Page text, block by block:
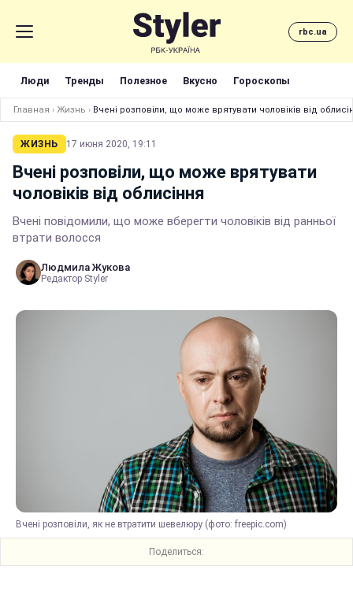
rbc.ua
Люди Тренды Полезное Вкусно Гороскопы
Главная › Жизнь › Вчені розповіли, що може врятувати чоловіків від
ЖИЗНЬ 17 июня 2020, 19:11
Вчені розповіли, що може врятувати
чоловіків від облисіння
Вчені повідомили, що може вберегти чоловіків від ранньої
втрати волосся
Людмила Жукова
Редактор Styler
Вчені розповіли, як не втратити шевелюру (фото: freepic.com)
Поделиться: